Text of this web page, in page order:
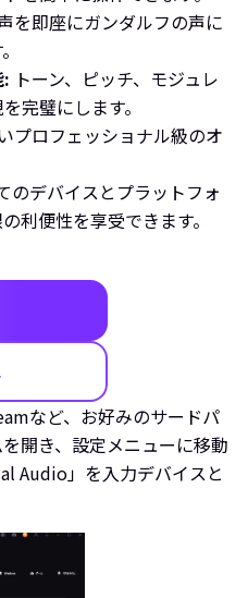
を即座にガンダルフの声に
: トーン、ピッチ、モジュレ
完璧にします。
プロフェッショナル級のオ
のデバイスとプラットフォ
利便性を享受できます。
など、お好みのサードパ
開き、設定メニューに移動
Audio」を入力デバイスと